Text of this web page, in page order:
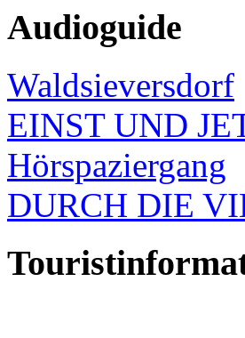
Audioguide
Waldsieversdorf
EINST UND
Hörspaziergang
DURCH DIE